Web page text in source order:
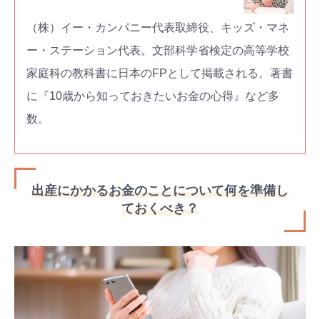
（株）イー・カンパニー代表取締役、キッズ・マネ
ー・ステーション代表。文部科学省検定の高等学校
家庭科の教科書に日本のFPとして掲載される。著書
に『10歳から知っておきたいお金の心得』など多
数。
出産にかかるお金のことについて何を準備し
ておくべき？